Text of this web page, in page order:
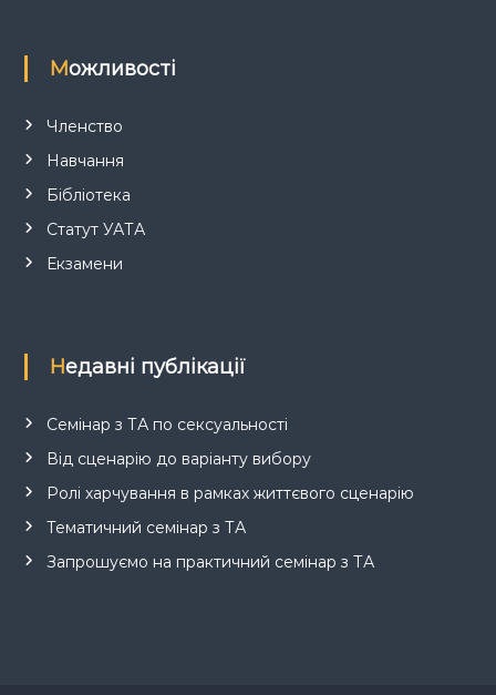
Можливості
Членство
Навчання
Бібліотека
Статут УАТА
Екзамени
Недавні публікації
Семінар з ТА по сексуальності
Від сценарію до варіанту вибору
Ролі харчування в рамках життєвого сценарію
Тематичний семінар з ТА
Запрошуємо на практичний семінар з ТА